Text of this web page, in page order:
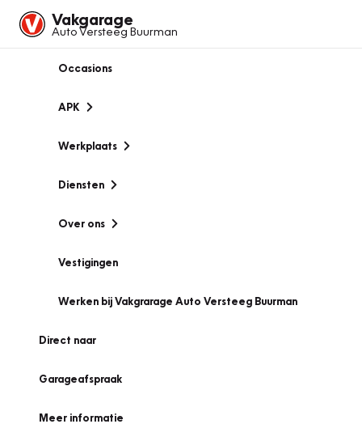
Vakgarage
Auto Versteeg Buurman
Occasions
APK
Werkplaats
Diensten
Over ons
Vestigingen
Werken bij Vakgrarage Auto Versteeg Buurman
Direct naar
Garageafspraak
Meer informatie